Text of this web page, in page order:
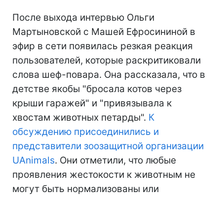
После выхода интервью Ольги
Мартыновской с Машей Ефросининой в
эфир в сети появилась резкая реакция
пользователей, которые раскритиковали
слова шеф-повара. Она рассказала, что в
детстве якобы "бросала котов через
крыши гаражей" и "привязывала к
хвостам животных петарды". К
обсуждению присоединились и
представители зоозащитной организации
UAnimals. Они отметили, что любые
проявления жестокости к животным не
могут быть нормализованы или